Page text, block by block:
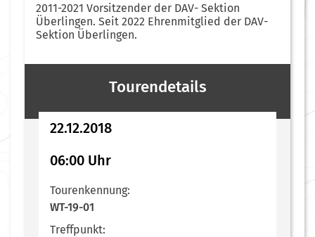
2011-2021 Vorsitzender der DAV- Sektion
Überlingen. Seit 2022 Ehrenmitglied der DAV-
Sektion Überlingen.
Tourendetails
22.12.2018
06:00 Uhr
Tourenkennung:
WT-19-01
Treffpunkt: